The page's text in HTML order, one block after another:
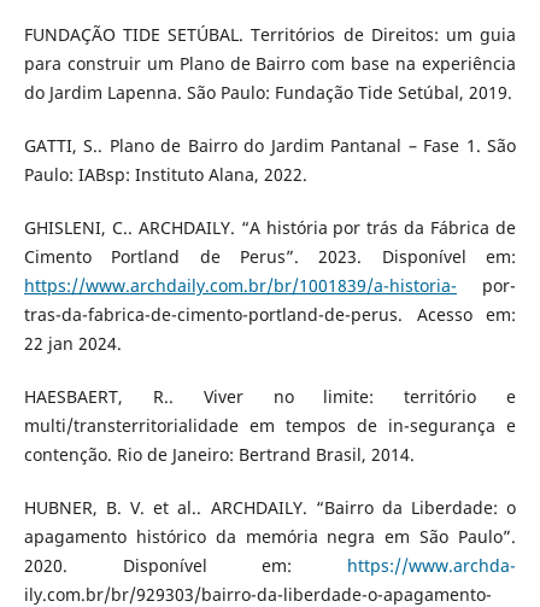
FUNDAÇÃO TIDE SETÚBAL. Territórios de Direitos: um guia
para construir um Plano de Bairro com base na experiência
do Jardim Lapenna. São Paulo: Fundação Tide Setúbal, 2019.
GATTI, S.. Plano de Bairro do Jardim Pantanal – Fase 1. São
Paulo: IABsp: Instituto Alana, 2022.
GHISLENI, C.. ARCHDAILY. “A história por trás da Fábrica de
Cimento Portland de Perus”. 2023. Disponível em:
https://www.archdaily.com.br/br/1001839/a-historia- por-
tras-da-fabrica-de-cimento-portland-de-perus. Acesso em:
22 jan 2024.
HAESBAERT, R.. Viver no limite: território e
multi/transterritorialidade em tempos de in-segurança e
contenção. Rio de Janeiro: Bertrand Brasil, 2014.
HUBNER, B. V. et al.. ARCHDAILY. “Bairro da Liberdade: o
apagamento histórico da memória negra em São Paulo”.
2020. Disponível em: https://www.archda-
ily.com.br/br/929303/bairro-da-liberdade-o-apagamento-